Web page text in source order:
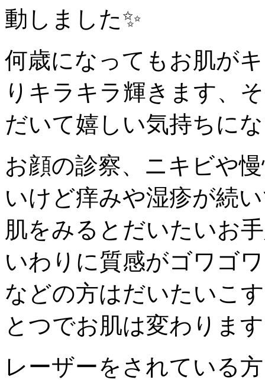
動しました✨
何歳になってもお肌が
りキラキラ輝きます、
だいて嬉しい気持ちに
お顔の診察、ニキビや
いけど痒みや湿疹が続
肌をみるとだいたいお
いわりに質感がゴワゴ
などの方はだいたいこ
とつでお肌は変わりま
レーザーをされている